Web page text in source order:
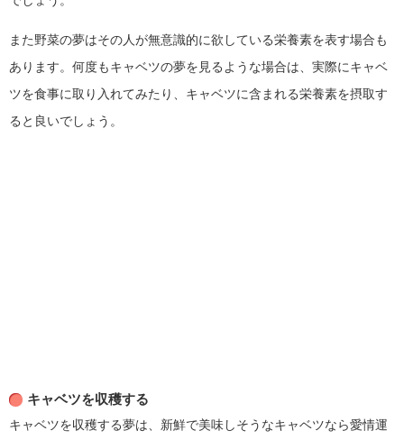
また野菜の夢はその人が無意識的に欲している栄養素を表す場合も
あります。何度もキャベツの夢を見るような場合は、実際にキャベ
ツを食事に取り入れてみたり、キャベツに含まれる栄養素を摂取す
ると良いでしょう。
キャベツを収穫する
キャベツを収穫する夢は、新鮮で美味しそうなキャベツなら愛情運